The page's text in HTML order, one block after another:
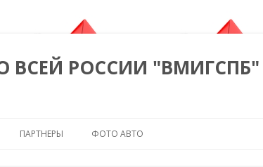
ВСЕЙ РОССИИ "ВМИГСПБ"
ПАРТНЕРЫ ФОТО АВТО